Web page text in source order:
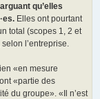
qu’elles
Elles ont pourtant
total (scopes 1, 2 et
l’entreprise.
«en mesure
«partie des
du groupe». «Il n’est